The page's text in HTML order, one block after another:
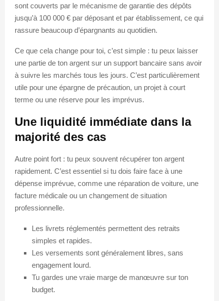
sont couverts par le mécanisme de garantie des dépôts
jusqu’à 100 000 € par déposant et par établissement, ce qui
rassure beaucoup d’épargnants au quotidien.
Ce que cela change pour toi, c’est simple : tu peux laisser
une partie de ton argent sur un support bancaire sans avoir
à suivre les marchés tous les jours. C’est particulièrement
utile pour une épargne de précaution, un projet à court
terme ou une réserve pour les imprévus.
Une liquidité immédiate dans la
majorité des cas
Autre point fort : tu peux souvent récupérer ton argent
rapidement. C’est essentiel si tu dois faire face à une
dépense imprévue, comme une réparation de voiture, une
facture médicale ou un changement de situation
professionnelle.
Les livrets réglementés permettent des retraits
simples et rapides.
Les versements sont généralement libres, sans
engagement lourd.
Tu gardes une vraie marge de manœuvre sur ton
budget.